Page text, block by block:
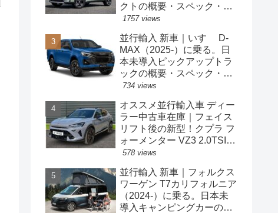
クトの概要・スペック・価
格の情報。
1757 views
並行輸入 新車｜いすゞ D-
MAX（2025-）に乗る。日
本未導入ピックアップトラ
ックの概要・スペック・価
格の情報。
734 views
オススメ並行輸入車 ディー
ラー中古車在庫｜フェイス
リフト後の新型！クプラ フ
ォーメンター VZ3 2.0TSI
333PS 4Drive 7DSG 右ハン
578 views
並行輸入 新車｜フォルクス
ワーゲン T7カリフォルニア
（2024-）に乗る。日本未
導入キャンピングカーの概